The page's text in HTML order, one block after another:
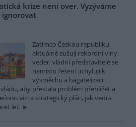
krize není over. Vyzýváme
ignorovat
Zatímco Českou republiku
aktuálně sužují rekordní vlny
veder, vládní představitelé se
namísto řešení uchylují k
výsměchu a bagatelizaci
aby přestala problém přehlížet a
vizi a strategický plán, jak vedra
let.